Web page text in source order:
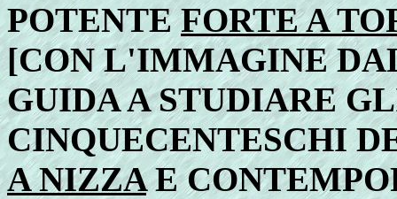
POTENTEFORTE A
[CON L'IMMAGINE
GUIDA A STUDIARE
CINQUECENTESCHI
A NIZZAE